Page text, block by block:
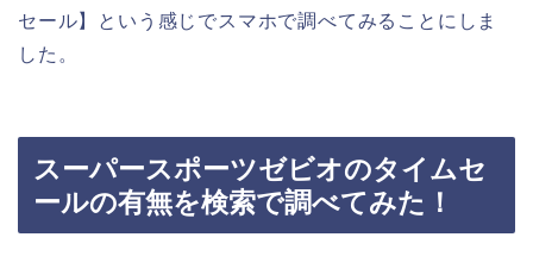
セール】という感じでスマホで調べてみることにしま
した。
スーパースポーツゼビオのタイムセ
ールの有無を検索で調べてみた！